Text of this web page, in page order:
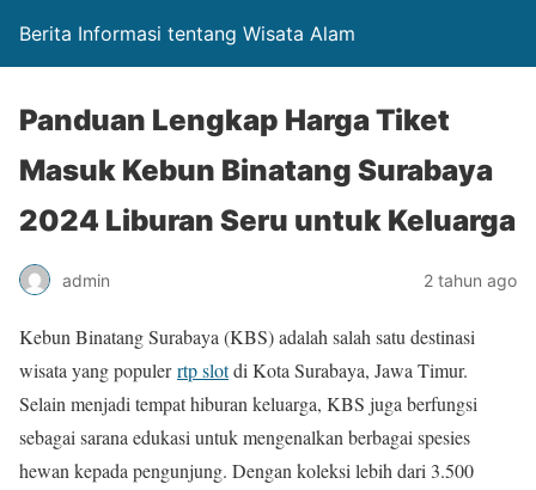
Berita Informasi tentang Wisata Alam
Panduan Lengkap Harga Tiket
Masuk Kebun Binatang Surabaya
2024 Liburan Seru untuk Keluarga
admin 2 tahun ago
Kebun Binatang Surabaya (KBS) adalah salah satu destinasi
wisata yang populerrtp slotdi Kota Surabaya, Jawa Timur.
Selain menjadi tempat hiburan keluarga, KBS juga berfungsi
sebagai sarana edukasi untuk mengenalkan berbagai spesies
hewan kepada pengunjung. Dengan koleksi lebih dari 3.500